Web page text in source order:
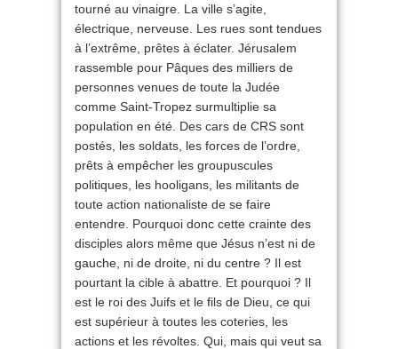
tourné au vinaigre. La ville s’agite,
électrique, nerveuse. Les rues sont tendues
à l’extrême, prêtes à éclater. Jérusalem
rassemble pour Pâques des milliers de
personnes venues de toute la Judée
comme Saint-Tropez surmultiplie sa
population en été. Des cars de CRS sont
postés, les soldats, les forces de l’ordre,
prêts à empêcher les groupuscules
politiques, les hooligans, les militants de
toute action nationaliste de se faire
entendre. Pourquoi donc cette crainte des
disciples alors même que Jésus n’est ni de
gauche, ni de droite, ni du centre ? Il est
pourtant la cible à abattre. Et pourquoi ? Il
est le roi des Juifs et le fils de Dieu, ce qui
est supérieur à toutes les coteries, les
actions et les révoltes. Qui, mais qui veut sa